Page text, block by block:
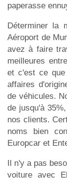
paperasse
Déterminer la
Aéroport de
avez à faire
meilleures
et c'est ce que
affaires
de véhicules.
de jusqu'à
nos clients.
noms bien
Europcar et
Il n'y a pas
voiture avec